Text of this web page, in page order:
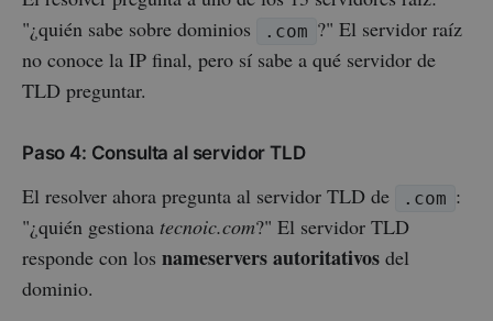
"¿quién sabe sobre dominios
.com ?" El servidor raíz
no conoce la IP final, pero sí sabe a qué servidor de
TLD preguntar.
Paso 4: Consulta al servidor TLD
El resolver ahora pregunta al servidor TLD de .com :
"¿quién gestiona tecnoic.com?" El servidor TLD
responde con los nameservers autoritativos del
dominio.